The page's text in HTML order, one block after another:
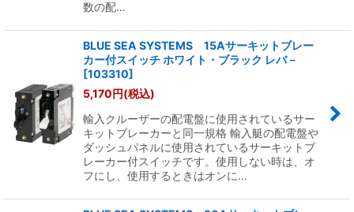
数の配…
BLUE SEA SYSTEMS 15Aサーキットブレー
カー付スイッチ ホワイト・ブラック レバ－
[103310]
5,170円(税込)
輸入クルーザーの配電盤に使用されているサー
キットブレーカーと同一規格 輸入艇の配電盤や
ダッシュパネルに使用されているサーキットブ
レーカー付スイッチです。使用しない時は、オ
フにし、使用するときはオンに…